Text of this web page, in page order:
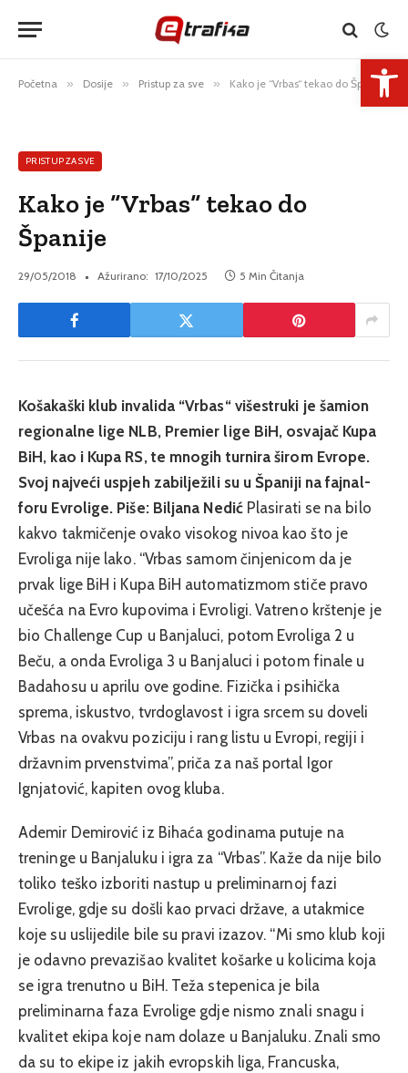
Početna » Dosije » Pristup za sve » Kako je “Vrbas“ tekao do Španije
PRISTUP ZA SVE
Kako je “Vrbas“ tekao do
Španije
29/05/2018 Ažurirano: 17/10/2025 5 Min Čitanja
Košakaški klub invalida “Vrbas“ višestruki je šamion
regionalne lige NLB, Premier lige BiH, osvajač Kupa
BiH, kao i Kupa RS, te mnogih turnira širom Evrope.
Svoj najveći uspjeh zabilježili su u Španiji na fajnal-
foru Evrolige. Piše: Biljana NedićPlasirati se na bilo
kakvo takmičenje ovako visokog nivoa kao što je
Evroliga nije lako. “Vrbas samom činjenicom da je
prvak lige BiH i Kupa BiH automatizmom stiče pravo
učešća na Evro kupovima i Evroligi. Vatreno krštenje je
bio Challenge Cup u Banjaluci, potom Evroliga 2 u
Beču, a onda Evroliga 3 u Banjaluci i potom finale u
Badahosu u aprilu ove godine. Fizička i psihička
sprema, iskustvo, tvrdoglavost i igra srcem su doveli
Vrbas na ovakvu poziciju i rang listu u Evropi, regiji i
državnim prvenstvima”, priča za naš portal Igor
Ignjatović, kapiten ovog kluba.
Ademir Demirović iz Bihaća godinama putuje na
treninge u Banjaluku i igra za “Vrbas”. Kaže da nije bilo
toliko teško izboriti nastup u preliminarnoj fazi
Evrolige, gdje su došli kao prvaci države, a utakmice
koje su uslijedile bile su pravi izazov. “Mi smo klub koji
je odavno prevazišao kvalitet košarke u kolicima koja
se igra trenutno u BiH. Teža stepenica je bila
preliminarna faza Evrolige gdje nismo znali snagu i
kvalitet ekipa koje nam dolaze u Banjaluku. Znali smo
da su to ekipe iz jakih evropskih liga, Francuska,